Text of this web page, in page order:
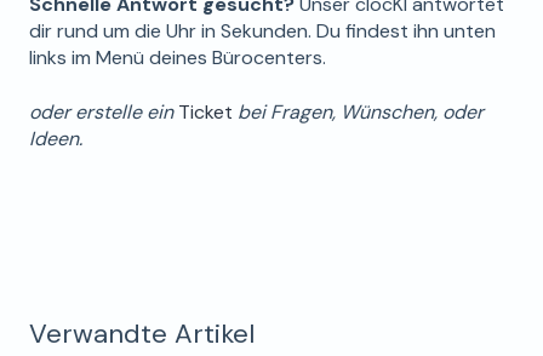
dir rund um die Uhr in Sekunden. Du findest ihn unten
links im Menü deines Bürocenters.
oder erstelle einTicket bei Fragen, Wünschen, oder
Ideen.
Verwandte Artikel